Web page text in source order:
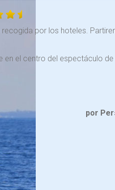
por los hoteles.
en el centro del espectáculo
por